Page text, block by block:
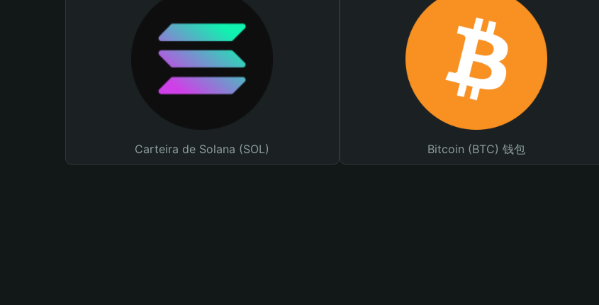
Carteira de Solana (SOL) Bitcoin (BTC) 钱包